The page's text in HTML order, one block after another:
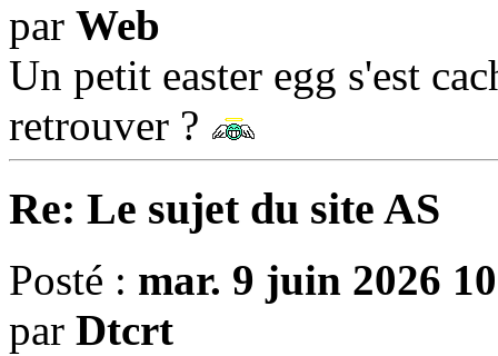
par Web
Un petit easter egg s'est
retrouver ?
Re: Le sujet du site AS
Posté : mar. 9 juin 2026
par Dtcrt